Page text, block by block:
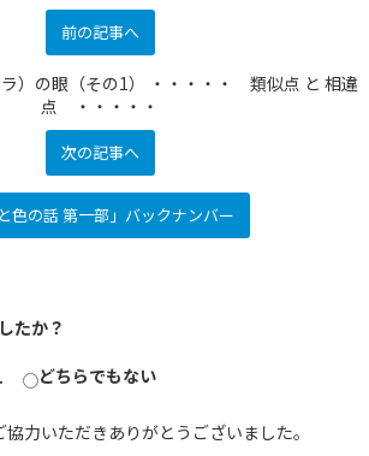
前の記事へ
）の眼（その1） ・・・・・ 類似点 と 相違
点 ・・・・・
次の記事へ
と色の話 第一部」バックナンバー
たか？
どちらでもない
力いただきありがとうございました。